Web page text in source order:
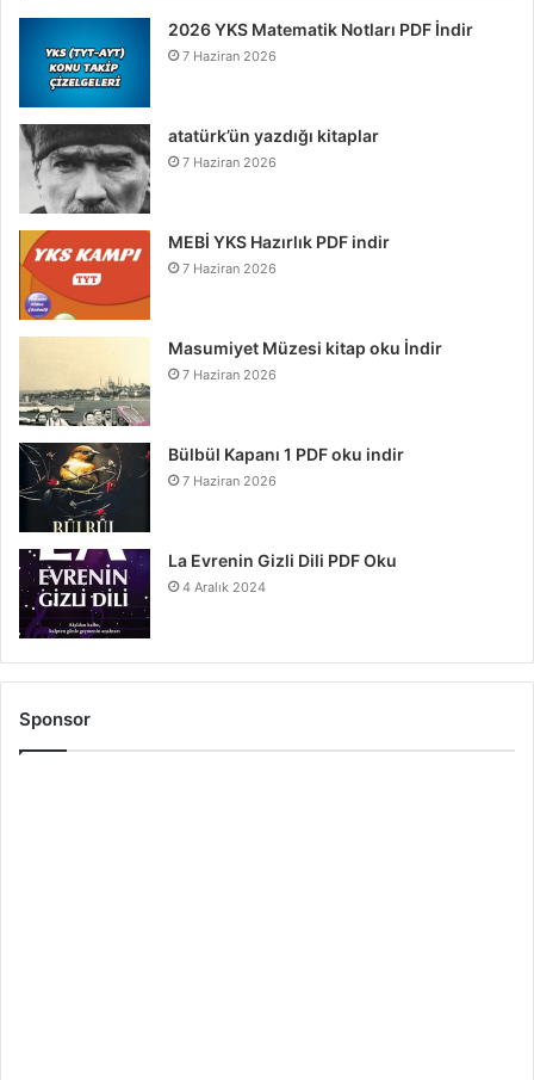
2026 YKS Matematik Notları PDF İndir
7 Haziran 2026
atatürk’ün yazdığı kitaplar
7 Haziran 2026
MEBİ YKS Hazırlık PDF indir
7 Haziran 2026
Masumiyet Müzesi kitap oku İndir
7 Haziran 2026
Bülbül Kapanı 1 PDF oku indir
7 Haziran 2026
La Evrenin Gizli Dili PDF Oku
4 Aralık 2024
Sponsor